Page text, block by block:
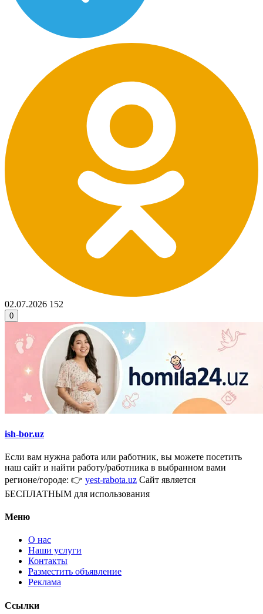
02.07.2026 152
0
ish-bor.uz
Если вам нужна работа или работник, вы можете посетить
наш сайт и найти работу/работника в выбранном вами
регионе/городе: 👉 yest-rabota.uz Сайт является
БЕСПЛАТНЫМ для использования
Меню
О нас
Наши услуги
Контакты
Разместить объявление
Реклама
Ссылки